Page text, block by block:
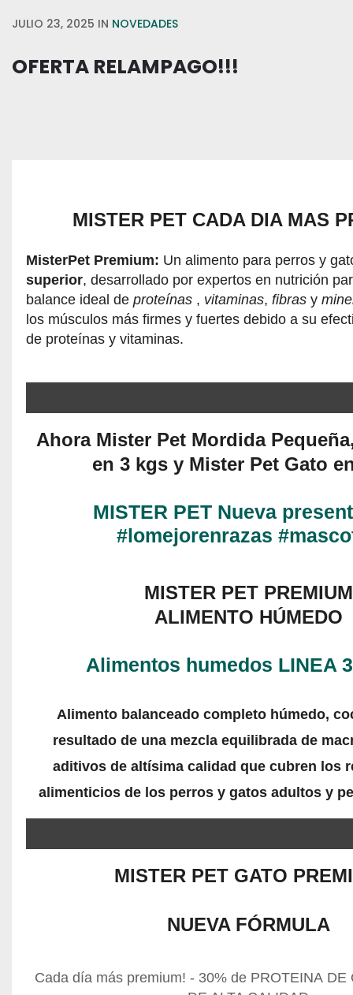
JULIO 23, 2025 IN NOVEDADES
OFERTA RELAMPAGO!!!
MISTER PET CADA DIA MAS
MisterPet Premium: Un alimento para perros y
superior, desarrollado por expertos en nutrición
balance ideal de proteínas , vitaminas, fibras y
los músculos más firmes y fuertes debido a su
de proteínas y vitaminas.
Ahora Mister Pet Mordida
en 3 kgs y Mister Pet Gato
MISTER PET Nueva
#lomejorenrazas
MISTER PET PREMIUM
ALIMENTO HÚMEDO
Alimentos humedos LINEA
Alimento balanceado completo húmedo,
resultado de una mezcla equilibradade
aditivos de altísima calidad que cubren los
alimenticios de los perros y gatos adultos y
MISTER PET GATO
NUEVA FÓRMULA
Cada día más premium! - 30% de PROTEINA DE